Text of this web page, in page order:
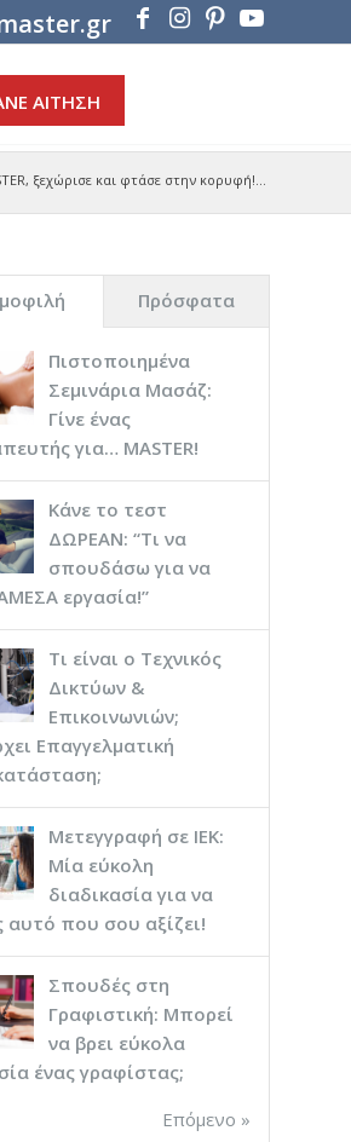
ΑΙΤΗΣΗ
ξεχώρισε και φτάσε στην κορυφή!...
Πρόσφατα
Πιστοποιημένα
Σεμινάρια Μασάζ:
Γίνε ένας
για… ΜASTER!
Κάνε το τεστ
ΔΩΡΕΑΝ: “Τι να
σπουδάσω για να
εργασία!”
Τι είναι ο Τεχνικός
Δικτύων &
Επικοινωνιών;
Επαγγελματική
Μετεγγραφή σε ΙΕΚ:
Μία εύκολη
διαδικασία για να
αυτό που σου αξίζει!
Σπουδές στη
Γραφιστική: Μπορεί
να βρει εύκολα
ένας γραφίστας;
Επόμενο »